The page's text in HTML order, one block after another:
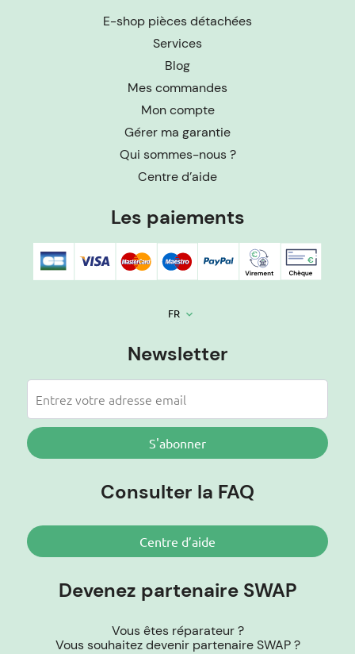
E-shop pièces détachées
Services
Blog
Mes commandes
Mon compte
Gérer ma garantie
Qui sommes-nous ?
Centre d’aide
Les paiements
FR keyboard_arrow_down
Newsletter
S'abonner
Consulter la FAQ
Centre d’aide
Devenez partenaire SWAP
Vous êtes réparateur ?
Vous souhaitez devenir partenaire SWAP ?